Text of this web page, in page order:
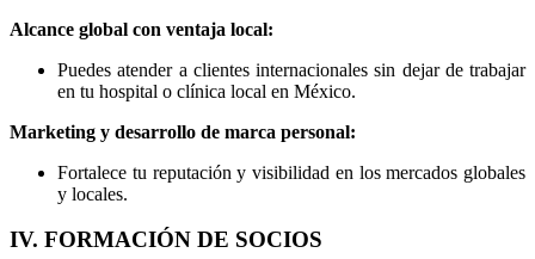
Alcance global con ventaja local:
Puedes atender a clientes internacionales sin dejar de trabajar
en tu hospital o clínica local en México.
Marketing y desarrollo de marca personal:
Fortalece tu reputación y visibilidad en los mercados globales
y locales.
IV. FORMACIÓN DE SOCIOS